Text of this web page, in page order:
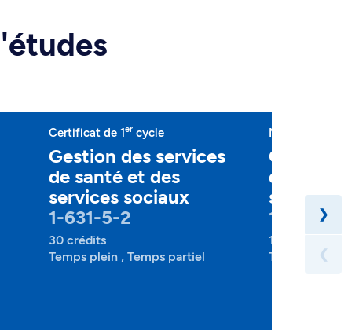
Certificat de 1er cycle
Gestion des services
de santé et des
services sociaux
1-631-5-2
30 crédits
Temps plein , Temps partiel
Gestion
de santé
services
1-631-7-2
15 crédits
Temps plein ,
❯
❮